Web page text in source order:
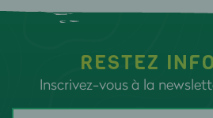
RESTEZ
Inscrivez-vous à la